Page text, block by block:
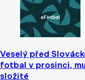
Veselý před
fotbal v prosinci,
složité